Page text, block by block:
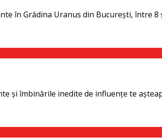
în Grădina Uranus din București, între 8
și îmbinările inedite de influenţe te